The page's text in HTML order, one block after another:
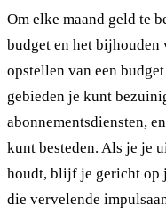
Om elke maand geld te
budget en het bijhouden
opstellen van een
gebieden je kunt
abonnementsdiensten,
kunt besteden. Als je je
houdt, blijf je gericht op
die vervelende